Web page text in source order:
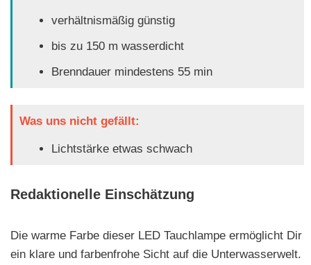
verhältnismäßig günstig
bis zu 150 m wasserdicht
Brenndauer mindestens 55 min
Was uns nicht gefällt:
Lichtstärke etwas schwach
Redaktionelle Einschätzung
Die warme Farbe dieser LED Tauchlampe ermöglicht Dir
ein klare und farbenfrohe Sicht auf die Unterwasserwelt.